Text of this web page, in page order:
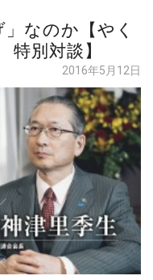
なのか【やく
別対談】
2016年5月12日